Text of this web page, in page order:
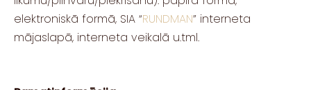
elektroniskā formā, SIA “RUNDMAN” interneta
mājaslapā, interneta veikalā u.tml.